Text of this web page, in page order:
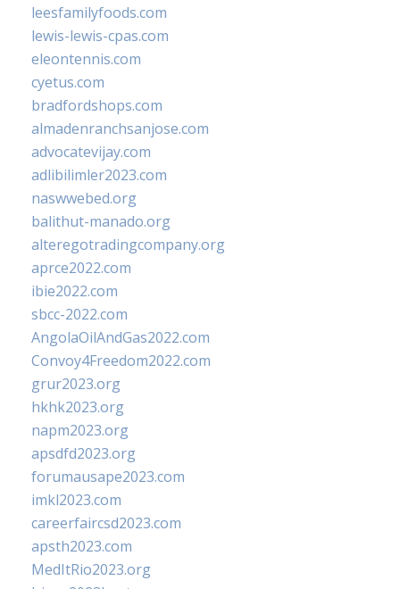
leesfamilyfoods.com
lewis-lewis-cpas.com
eleontennis.com
cyetus.com
bradfordshops.com
almadenranchsanjose.com
advocatevijay.com
adlibilimler2023.com
naswwebed.org
balithut-manado.org
alteregotradingcompany.org
aprce2022.com
ibie2022.com
sbcc-2022.com
AngolaOilAndGas2022.com
Convoy4Freedom2022.com
grur2023.org
hkhk2023.org
napm2023.org
apsdfd2023.org
forumausape2023.com
imkl2023.com
careerfaircsd2023.com
apsth2023.com
MedItRio2023.org